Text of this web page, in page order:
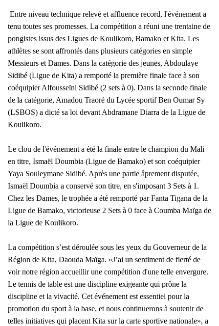
Entre niveau technique relevé et affluence record, l'événement a
tenu toutes ses promesses. La compétition a réuni une trentaine de
pongistes issus des Ligues de Koulikoro, Bamako et Kita. Les
athlètes se sont affrontés dans plusieurs catégories en simple
Messieurs et Dames. Dans la catégorie des jeunes, Abdoulaye
Sidibé (Ligue de Kita) a remporté la première finale face à son
coéquipier Alfousseïni Sidibé (2 sets à 0). Dans la seconde finale
de la catégorie, Amadou Traoré du Lycée sportif Ben Oumar Sy
(LSBOS) a dicté sa loi devant Abdramane Diarra de la Ligue de
Koulikoro.
Le clou de l'événement a été la finale entre le champion du Mali
en titre, Ismaël Doumbia (Ligue de Bamako) et son coéquipier
Yaya Souleymane Sidibé. Après une partie âprement disputée,
Ismaël Doumbia a conservé son titre, en s'imposant 3 Sets à 1.
Chez les Dames, le trophée a été remporté par Fanta Tigana de la
Ligue de Bamako, victorieuse 2 Sets à 0 face à Coumba Maïga de
la Ligue de Koulikoro.
La compétition s’est déroulée sous les yeux du Gouverneur de la
Région de Kita, Daouda Maïga. «J’ai un sentiment de fierté de
voir notre région accueillir une compétition d'une telle envergure.
Le tennis de table est une discipline exigeante qui prône la
discipline et la vivacité. Cet événement est essentiel pour la
promotion du sport à la base, et nous continuerons à soutenir de
telles initiatives qui placent Kita sur la carte sportive nationale», a